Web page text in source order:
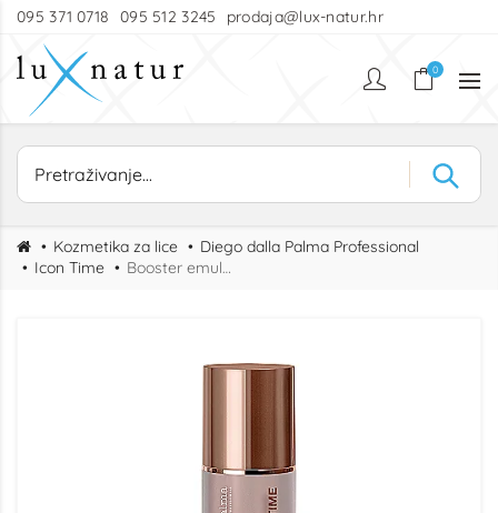
095 371 0718 095 512 3245 prodaja@lux-natur.hr
0
Kozmetika za lice
Diego dalla Palma Professional
Icon Time
Booster emulzija s kolagenom za učvršćivanje lica